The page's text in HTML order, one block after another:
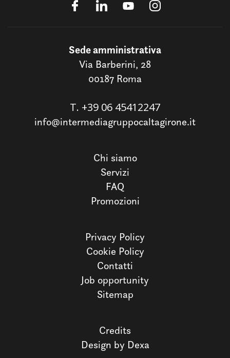
Sede amministrativa
Via Barberini, 28
00187 Roma
T. +39 06 45412247
info@intermediagruppocaltagirone.it
Chi siamo
Servizi
FAQ
Promozioni
Privacy Policy
Cookie Policy
Contatti
Job opportunity
Sitemap
Credits
Design by Dexa